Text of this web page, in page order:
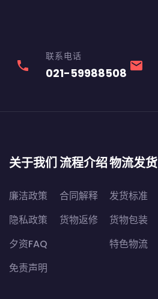
phone
联系电话
021-59988508 email
关于我们
廉洁政策
隐私政策
夕资FAQ
免责声明
流程介绍
合同解释
货物返修
物流发货
发货标准
货物包装
特色物流